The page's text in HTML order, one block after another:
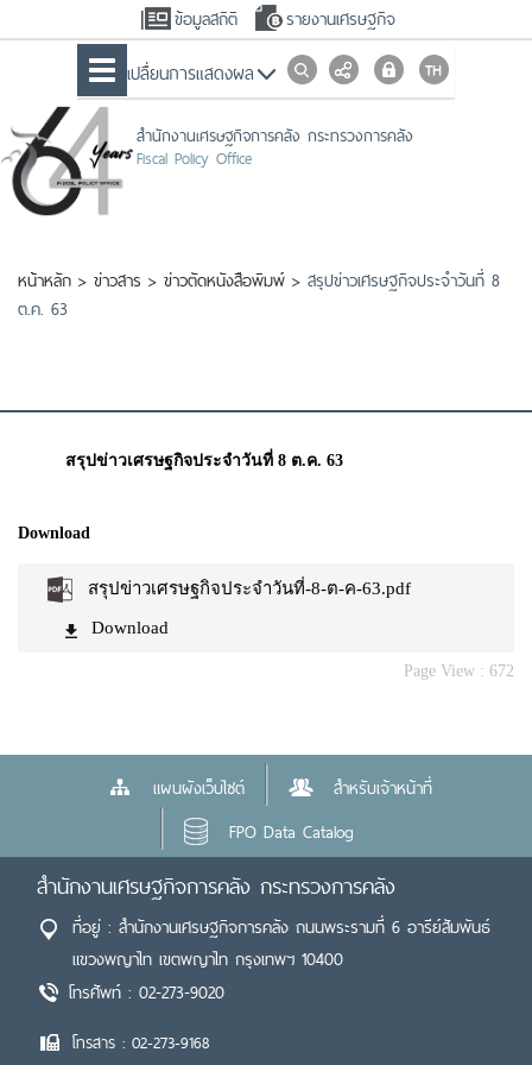
ข้อมูลสถิติ รายงานเศรษฐกิจ
เปลื่ยนการแสดงผล
สำนักงานเศรษฐกิจการคลัง กระทรวงการคลัง
Fiscal Policy Office
หน้าหลัก > ข่าวสาร > ข่าวตัดหนังสือพิมพ์ > สรุปข่าวเศรษฐกิจประจำวันที่ 8
ต.ค. 63
สรุปข่าวเศรษฐกิจประจำวันที่ 8 ต.ค. 63
Download
สรุปข่าวเศรษฐกิจประจำวันที่-8-ต-ค-63.pdf
Download
Page View : 672
แผนผังเว็บไซต์
สำหรับเจ้าหน้าที่
FPO Data Catalog
สำนักงานเศรษฐกิจการคลัง กระทรวงการคลัง
ที่อยู่ : สำนักงานเศรษฐกิจการคลัง ถนนพระรามที่ 6 อารีย์สัมพันธ์
แขวงพญาไท เขตพญาไท กรุงเทพฯ 10400
โทรศัพท์ : 02-273-9020
โทรสาร : 02-273-9168